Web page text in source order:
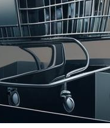
mejora
general.